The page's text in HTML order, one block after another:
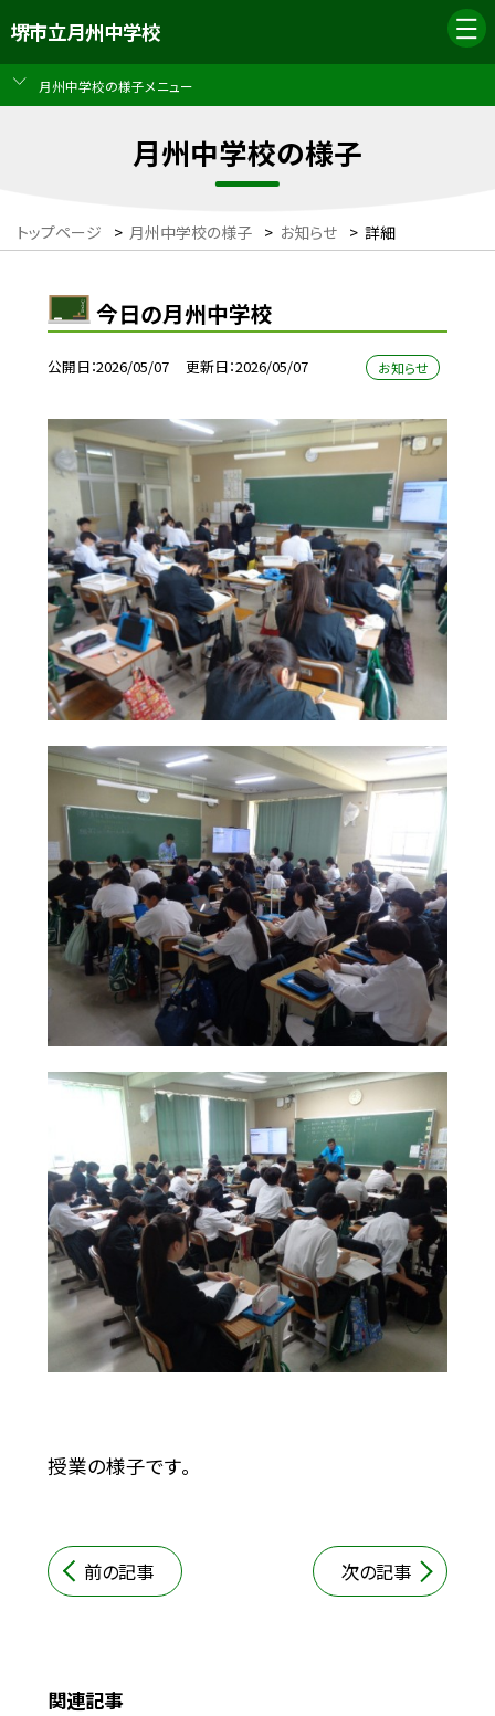
堺市立月州中学校
月州中学校の様子メニュー
月州中学校の様子
トップページ > 月州中学校の様子 > お知らせ > 詳細
今日の月州中学校
公開日 2026/05/07 更新日 2026/05/07 お知らせ
授業の様子です。
前の記事 次の記事
関連記事